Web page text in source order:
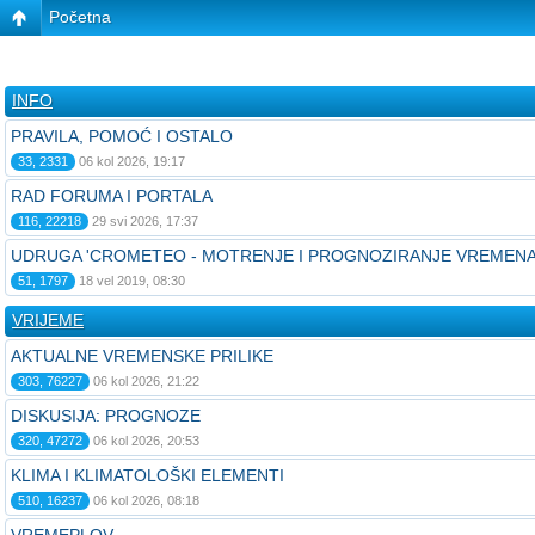
Početna
INFO
PRAVILA, POMOĆ I OSTALO
33, 2331 06 kol 2026, 19:17
RAD FORUMA I PORTALA
116, 22218 29 svi 2026, 17:37
UDRUGA 'CROMETEO - MOTRENJE I PROGNOZIRANJE
51, 1797 18 vel 2019, 08:30
VRIJEME
AKTUALNE VREMENSKE PRILIKE
303, 76227 06 kol 2026, 21:22
DISKUSIJA: PROGNOZE
320, 47272 06 kol 2026, 20:53
KLIMA I KLIMATOLOŠKI ELEMENTI
510, 16237 06 kol 2026, 08:18